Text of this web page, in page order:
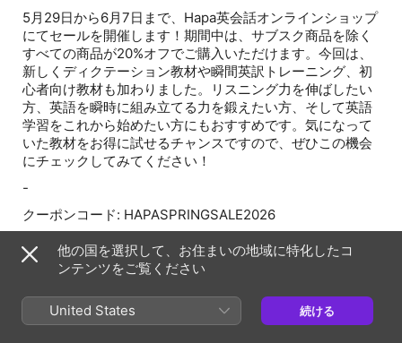
5月29日から6月7日まで、Hapa英会話オンラインショップ
にてセールを開催します！期間中は、サブスク商品を除く
すべての商品が20%オフでご購入いただけます。今回は、
新しくディクテーション教材や瞬間英訳トレーニング、初
心者向け教材も加わりました。リスニング力を伸ばしたい
方、英語を瞬時に組み立てる力を鍛えたい方、そして英語
学習をこれから始めたい方にもおすすめです。気になって
いた教材をお得に試せるチャンスですので、ぜひこの機会
にチェックしてみてください！
-
クーポンコード: HAPASPRINGSALE2026
詳細: https://courses.hapaeikaiwa.com/hapa-store
-
【ChatGPTで英語を話す力を伸ばす｜オンラインセミナー
開催】
他の国を選択して、お住まいの地域に特化したコ
ンテンツをご覧ください
United States 続ける